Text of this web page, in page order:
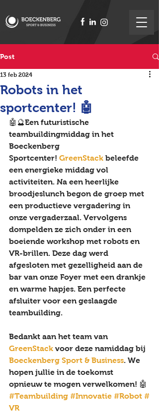
Post
Robots in het
sportcenter! 🤖
13 feb 2024
🤖🔮Een futuristische
teambuildingmiddag in het
Boeckenberg
Sportcenter! GreenStack beleefde
een energieke middag vol
activiteiten. Na een heerlijke
broodjeslunch begon de groep met
een productieve vergadering in
onze vergaderzaal. Vervolgens
dompelden ze zich onder in een
boeiende workshop met robots en
VR-brillen. Deze dag werd
afgesloten met gezelligheid aan de
bar van onze Foyer met een drankje
en warme hapjes. Een perfecte
afsluiter voor een geslaagde
teambuilding.
Bedankt aan het team van
GreenStack voor deze namiddag bij
Boeckenberg Sport & Business. We
hopen jullie in de toekomst
opnieuw te mogen verwelkomen! 🤖
#Teambuilding #Innovatie #Robot #
VR